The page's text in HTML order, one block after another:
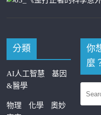
分類
AI人工智慧
基因
&醫學
物理 化學
奧妙
你
麼